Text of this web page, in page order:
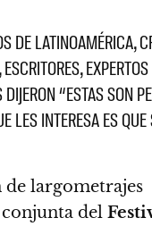
DE LATINOAMÉRICA,
“ESTAS SON
LES INTERESA ES QUE
largometrajes
del